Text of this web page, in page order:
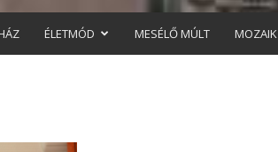
ÉLETMÓD MESÉLŐ MÚLT MOZAIK